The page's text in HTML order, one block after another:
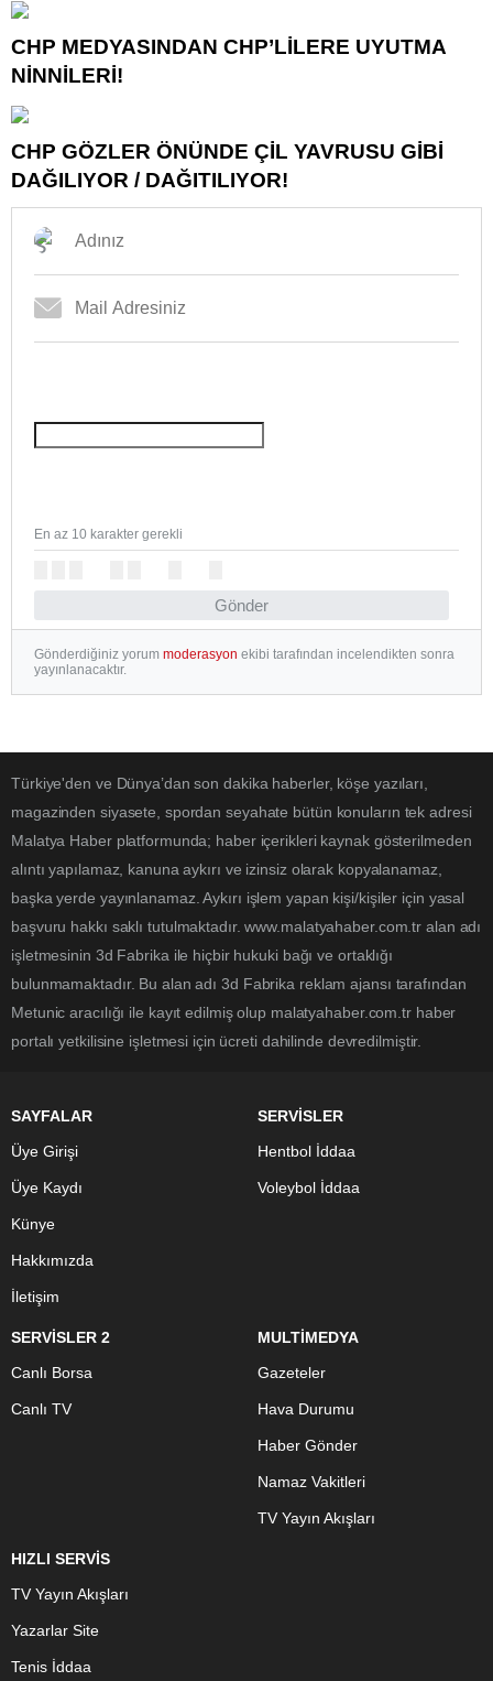
CHP MEDYASINDAN CHP’LİLERE UYUTMA
NİNNİLERİ!
CHP GÖZLER ÖNÜNDE ÇİL YAVRUSU GİBİ
DAĞILIYOR / DAĞITILIYOR!
Gönder
En az 10 karakter gerekli
Gönderdiğiniz yorum moderasyon ekibi tarafından incelendikten sonra
yayınlanacaktır.
Türkiye'den ve Dünya’dan son dakika haberler, köşe yazıları,
magazinden siyasete, spordan seyahate bütün konuların tek adresi
Malatya Haber platformunda; haber içerikleri kaynak gösterilmeden
alıntı yapılamaz, kanuna aykırı ve izinsiz olarak kopyalanamaz,
başka yerde yayınlanamaz. Aykırı işlem yapan kişi/kişiler için yasal
başvuru hakkı saklı tutulmaktadır. www.malatyahaber.com.tr alan adı
işletmesinin 3d Fabrika ile hiçbir hukuki bağı ve ortaklığı
bulunmamaktadır. Bu alan adı 3d Fabrika reklam ajansı tarafından
Metunic aracılığı ile kayıt edilmiş olup malatyahaber.com.tr haber
portalı yetkilisine işletmesi için ücreti dahilinde devredilmiştir.
SAYFALAR
Üye Girişi
Üye Kaydı
Künye
Hakkımızda
İletişim
SERVİSLER
Hentbol İddaa
Voleybol İddaa
SERVİSLER 2
Canlı Borsa
Canlı TV
MULTİMEDYA
Gazeteler
Hava Durumu
Haber Gönder
Namaz Vakitleri
TV Yayın Akışları
HIZLI SERVİS
TV Yayın Akışları
Yazarlar Site
Tenis İddaa